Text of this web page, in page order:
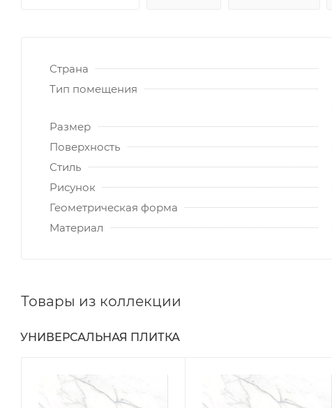
Страна
Тип помещения
Размер
Поверхность
Стиль
Рисунок
Геометрическая форма
Материал
Товары из коллекции
УНИВЕРСАЛЬНАЯ ПЛИТКА